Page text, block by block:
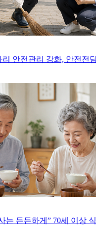
리 안전관리 강화, 안전전
는 든든하게” 70세 이상